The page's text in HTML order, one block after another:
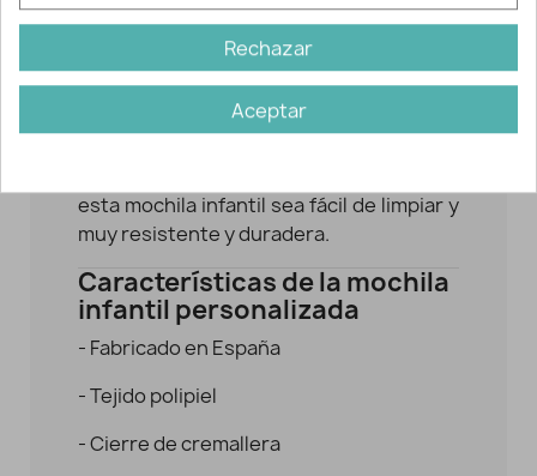
sirve tanto para llevar al cole como para
uso diario, extraescolares y excursiones.
Es una mochila práctica, ligera, cómoda y
con un diseño muy bonito.
esta mochila infantil sea fácil de limpiar y
muy resistente y duradera.
Características de la mochila
infantil personalizada
- Fabricado en España
- Tejido polipiel
- Cierre de cremallera
Rechazar
Aceptar